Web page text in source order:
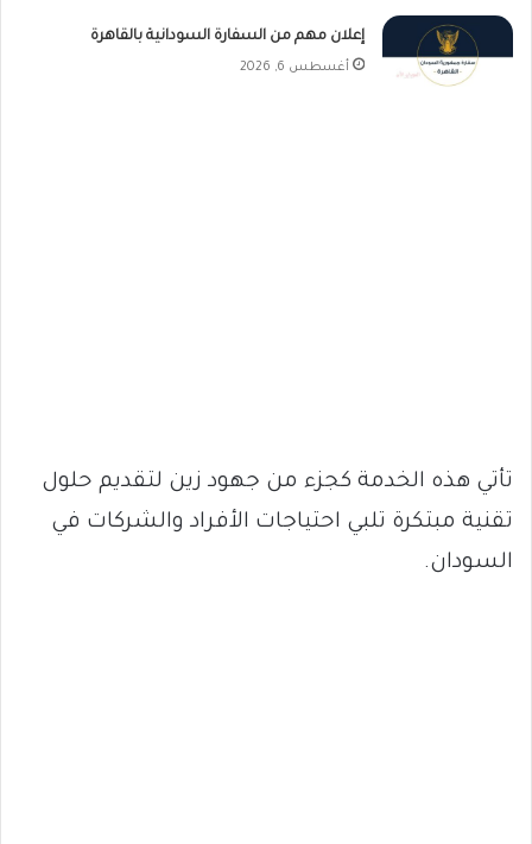
إعلان مهم من السفارة السودانية بالقاهرة
أغسطس 6, 2026
تأتي هذه الخدمة كجزء من جهود زين لتقديم حلول
تقنية مبتكرة تلبي احتياجات الأفراد والشركات في
السودان.